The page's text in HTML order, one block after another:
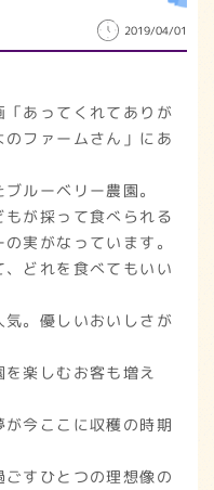
2019/04/01
あってくれてありが
ファームさん」にあ
ルーベリー農園。
が採って食べられる
実がなっています。
どれを食べてもいい
。優しいおいしさが
楽しむお客も増え
今ここに収穫の時期
すひとつの理想像の